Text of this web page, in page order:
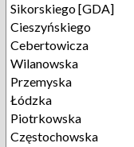
Sikorskiego [GDA]
Cieszyńskiego
Cebertowicza
Wilanowska
Przemyska
Łódzka
Piotrkowska
Częstochowska